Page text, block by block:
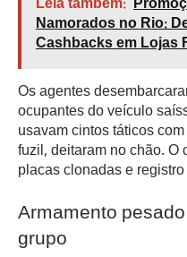
Namorados no Rio:
Cashbacks em Lojas
Os agentes
ocupantes do veículo
usavam cintos táticos
fuzil, deitaram no chão.
placas clonadas e
Armamento
grupo